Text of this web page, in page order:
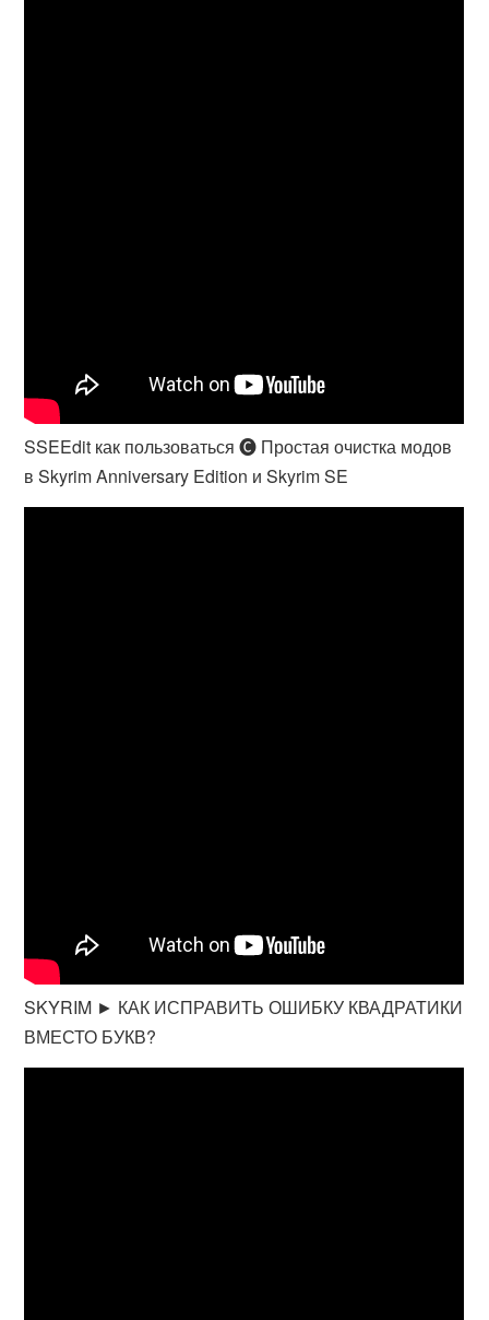
SSEEdit как пользоваться 🅒 Простая очистка модов
в Skyrim Anniversary Edition и Skyrim SE
SKYRIM ► КАК ИСПРАВИТЬ ОШИБКУ КВАДРАТИКИ
ВМЕСТО БУКВ?